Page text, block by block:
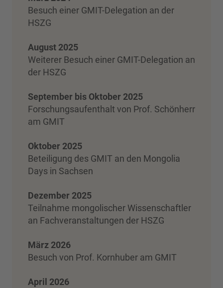
Besuch einer GMIT-Delegation an der
HSZG
August 2025
Weiterer Besuch einer GMIT-Delegation an
der HSZG
September bis Oktober 2025
Forschungsaufenthalt von Prof. Schönherr
am GMIT
Oktober 2025
Beteiligung des GMIT an den Mongolia
Days in Sachsen
Dezember 2025
Teilnahme mongolischer Wissenschaftler
an Fachveranstaltungen der HSZG
März 2026
Besuch von Prof. Kornhuber am GMIT
April 2026